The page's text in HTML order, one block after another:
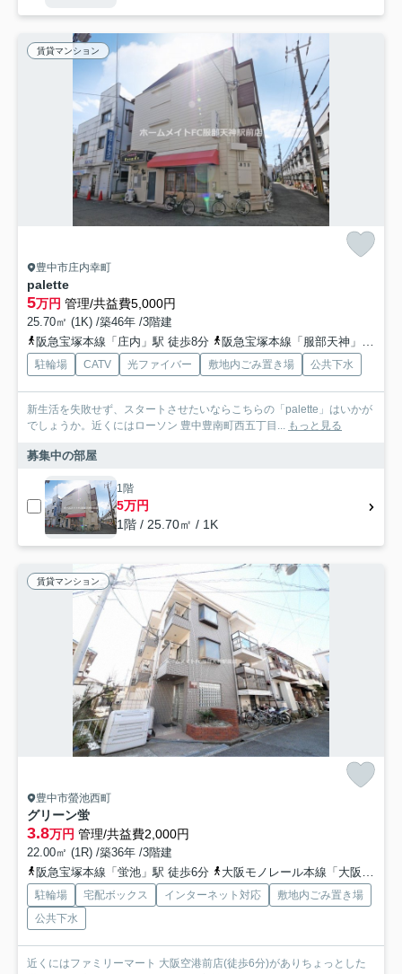
賃貸マンション
豊中市庄内幸町
palette
5万円 管理/共益費5,000円
25.70㎡ (1K) /築46年 /3階建
阪急宝塚本線「庄内」駅 徒歩8分
阪急宝塚本線「服部天神」駅 徒歩28分
駐輪場 CATV 光ファイバー 敷地内ごみ置き場 公共下水
新生活を失敗せず、スタートさせたいならこちらの「palette」はいかが
でしょうか。近くにはローソン 豊中豊南町西五丁目...
もっと見る
募集中の部屋
1階
5万円
1階 / 25.70㎡ / 1K
賃貸マンション
豊中市螢池西町
グリーン蛍
3.8万円 管理/共益費2,000円
22.00㎡ (1R) /築36年 /3階建
阪急宝塚本線「蛍池」駅 徒歩6分
大阪モノレール本線「大阪空港」駅 徒歩17分
駐輪場 宅配ボックス インターネット対応
敷地内ごみ置き場
公共下水
近くにはファミリーマート 大阪空港前店(徒歩6分)がありちょっとした